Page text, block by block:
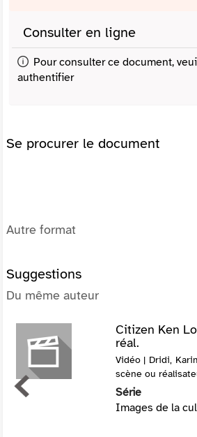
Consulter en ligne
Pour consulter ce document,
authentifier
Se procurer le document
Autre format
Suggestions
Du même auteur
Citizen Ken
réal.
Vidéo | Dridi,
scène ou
Série
Images de la